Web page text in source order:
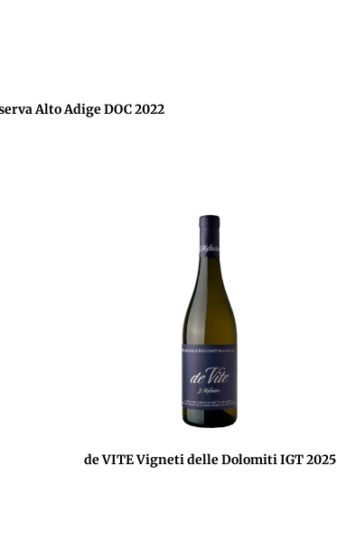
Alto Adige DOC 2022
de VITE Vigneti delle Dolomiti IGT 2025